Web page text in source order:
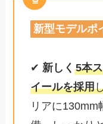
新型モデルポ
✔ 新しく5本
イールを採用
リアに130mm